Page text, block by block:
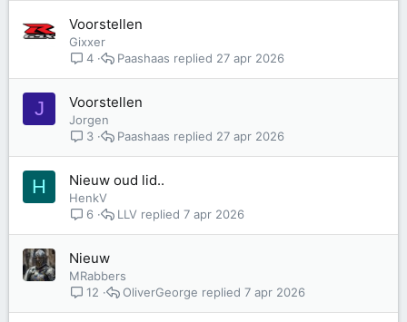
Voorstellen
Gixxer
4
27 apr 2026
Paashaas
J Voorstellen
Jorgen
3
27 apr 2026
Paashaas
H Nieuw oud lid..
HenkV
6
7 apr 2026
LLV
Nieuw
MRabbers
12
7 apr 2026
OliverGeorge